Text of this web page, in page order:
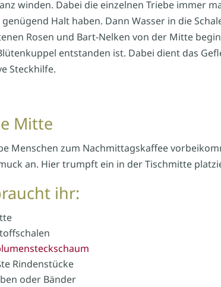
winden. Dabei die einzelnen Triebe immer
Halt haben. Dann Wasser in die
Rosen und Bart-Nelken von der Mitte
entstanden ist. Dabei dient das
Steckhilfe.
Mitte
Menschen zum Nachmittagskaffee
an. Hier trumpft ein in der Tischmitte
ihr:
Rindenstücke
oder Bänder